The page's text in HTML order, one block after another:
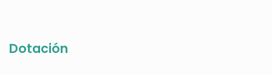
Dotación